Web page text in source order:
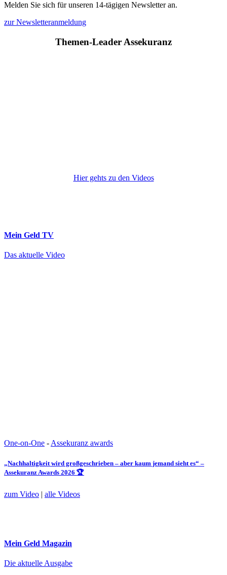
Melden Sie sich für unseren 14-tägigen Newsletter an.
zur Newsletteranmeldung
Themen-Leader Assekuranz
Hier gehts zu den Videos
Mein Geld TV
Das aktuelle Video
One-on-One -Assekuranz awards
„Nachhaltigkeit wird großgeschrieben – aber kaum jemand sieht es“ –
Assekuranz Awards 2026 🏆
zum Video | alle Videos
Mein Geld Magazin
Die aktuelle Ausgabe